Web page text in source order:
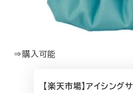
⇒購入可能
【楽天市場】アイシングサ